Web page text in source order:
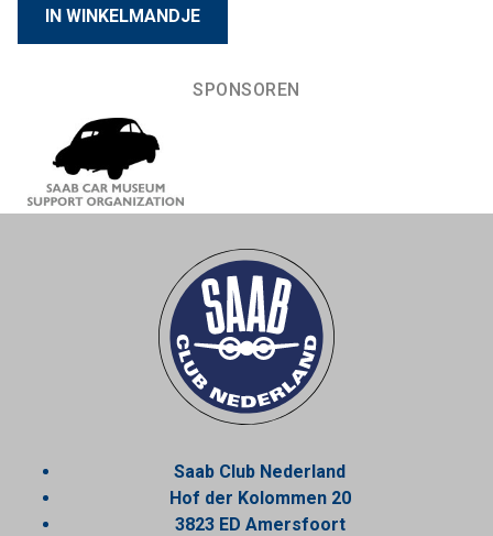
SPONSOREN
Saab Club Nederland
Hof der Kolommen 20
3823 ED Amersfoort